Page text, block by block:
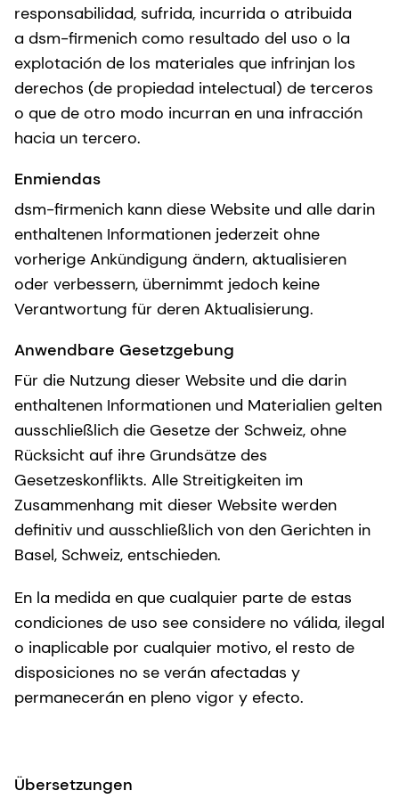
responsabilidad, sufrida, incurrida o atribuida
a dsm-firmenich como resultado del uso o la
explotación de los materiales que infrinjan los
derechos (de propiedad intelectual) de terceros
o que de otro modo incurran en una infracción
hacia un tercero.
Enmiendas
dsm-firmenich kann diese Website und alle darin
enthaltenen Informationen jederzeit ohne
vorherige Ankündigung ändern, aktualisieren
oder verbessern, übernimmt jedoch keine
Verantwortung für deren Aktualisierung.
Anwendbare Gesetzgebung
Für die Nutzung dieser Website und die darin
enthaltenen Informationen und Materialien gelten
ausschließlich die Gesetze der Schweiz, ohne
Rücksicht auf ihre Grundsätze des
Gesetzeskonflikts. Alle Streitigkeiten im
Zusammenhang mit dieser Website werden
definitiv und ausschließlich von den Gerichten in
Basel, Schweiz, entschieden.
En la medida en que cualquier parte de estas
condiciones de uso see considere no válida, ilegal
o inaplicable por cualquier motivo, el resto de
disposiciones no se verán afectadas y
permanecerán en pleno vigor y efecto.
Übersetzungen